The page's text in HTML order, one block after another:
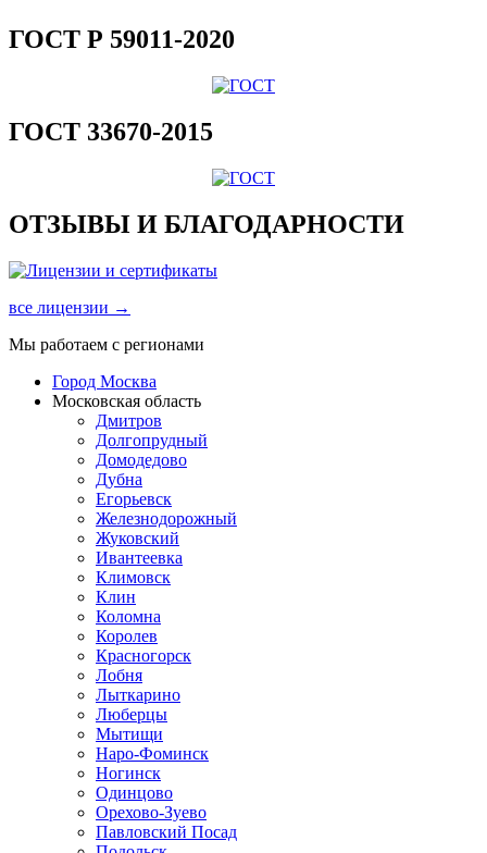
ГОСТ Р 59011-2020
ГОСТ 33670-2015
ОТЗЫВЫ И БЛАГОДАРНОСТИ
все лицензии →
Мы работаем с регионами
Город Москва
Московская область
Дмитров
Долгопрудный
Домодедово
Дубна
Егорьевск
Железнодорожный
Жуковский
Ивантеевка
Климовск
Клин
Коломна
Королев
Красногорск
Лобня
Лыткарино
Люберцы
Мытищи
Наро-Фоминск
Ногинск
Одинцово
Орехово-Зуево
Павловский Посад